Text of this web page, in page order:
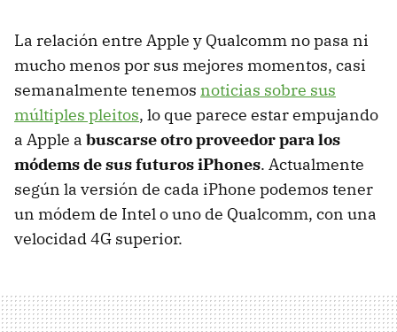
La relación entre Apple y Qualcomm no pasa ni
mucho menos por sus mejores momentos, casi
semanalmente tenemos noticias sobre sus
múltiples pleitos, lo que parece estar empujando
a Apple a buscarse otro proveedor para los
módems de sus futuros iPhones. Actualmente
según la versión de cada iPhone podemos tener
un módem de Intel o uno de Qualcomm, con una
velocidad 4G superior.